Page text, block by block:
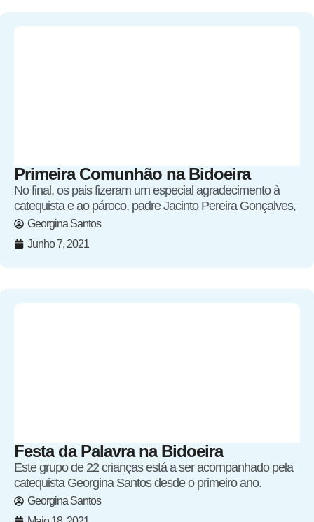
Primeira Comunhão na Bidoeira
No final, os pais fizeram um especial agradecimento à
catequista e ao pároco, padre Jacinto Pereira Gonçalves,
Georgina Santos
Junho 7, 2021
Festa da Palavra na Bidoeira
Este grupo de 22 crianças está a ser acompanhado pela
catequista Georgina Santos desde o primeiro ano.
Georgina Santos